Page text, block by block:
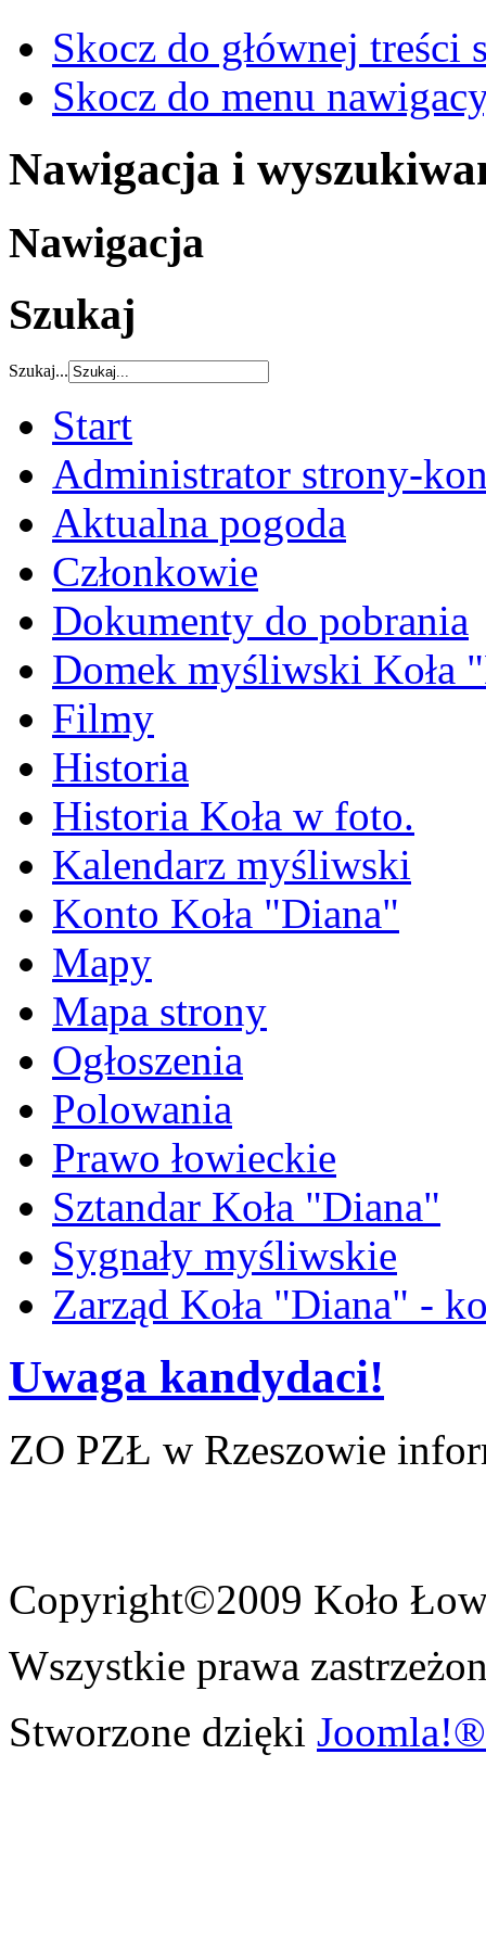
Skocz do głównej treści
Skocz do menu
Nawigacja i
Nawigacja
Szukaj
Szukaj...
Start
Administrator strony-
Aktualna pogoda
Członkowie
Dokumenty do pobrania
Domek myśliwski Koła
Filmy
Historia
Historia Koła w foto.
Kalendarz myśliwski
Konto Koła "Diana"
Mapy
Mapa strony
Ogłoszenia
Polowania
Prawo łowieckie
Sztandar Koła "Diana"
Sygnały myśliwskie
Zarząd Koła "Diana" -
Uwaga kandydaci!
ZO PZŁ w Rzeszowie
Copyright©2009 Koło
Wszystkie prawa
Stworzone dzięki Joomla!®